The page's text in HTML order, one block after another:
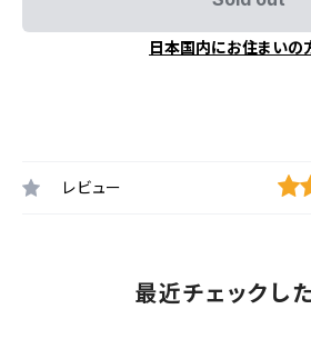
日本国内にお住まいの
レビュー
最近チェックし